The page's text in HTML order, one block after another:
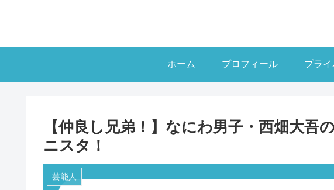
ホーム プロフィール プラ
【仲良し兄弟！】なにわ男子・西畑大吾
ニスタ！
芸能人